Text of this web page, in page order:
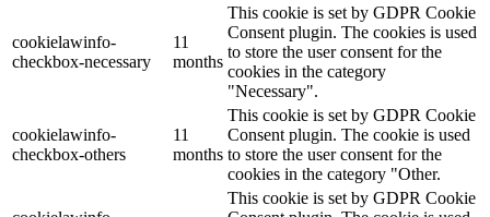
cookielawinfo-
checkbox-necessary
11
months
This cookie is set by GDPR Cookie
Consent plugin. The cookies is used
to store the user consent for the
cookies in the category
"Necessary".
cookielawinfo-
checkbox-others
11
months
This cookie is set by GDPR Cookie
Consent plugin. The cookie is used
to store the user consent for the
cookies in the category "Other.
This cookie is set by GDPR Cookie